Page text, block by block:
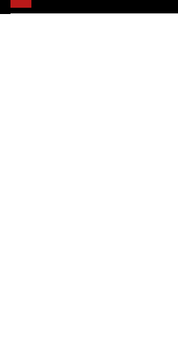
navigation